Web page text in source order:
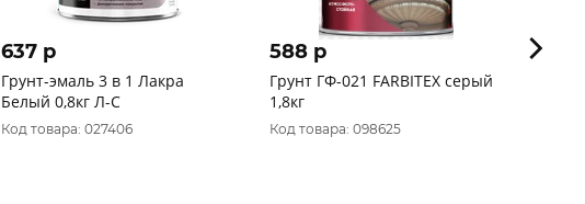
637 p
Грунт-эмаль 3 в 1 Лакра
Белый 0,8кг Л-С
Код товара: 027406
588 p
Грунт ГФ-021 FARBITEX серый
1,8кг
Код товара: 098625
1